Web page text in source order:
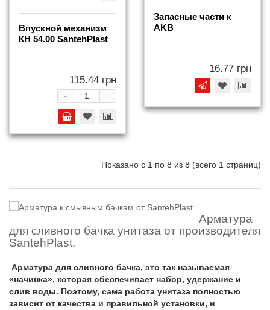
Впускной механизм
КН 54.00 SantehPlast
115.44 грн
+
-
Запасные части к
AKB
16.77 грн
Показано с 1 по 8 из 8 (всего 1 страниц)
Арматура
для сливного бачка унитаза от производителя
SantehPlast.
Арматура для сливного бачка, это так называемая
«начинка», которая обеспечивает набор, удержание и
слив воды. Поэтому, сама работа унитаза полностью
зависит от качества и правильной установки, и